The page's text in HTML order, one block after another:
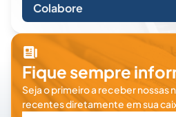
Colabore
Fique sempre
Seja o primeiro a receber nossas
recentes diretamente em sua